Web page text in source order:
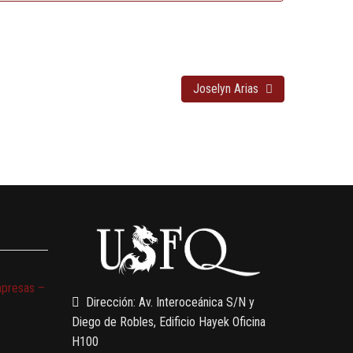
Joselyn Arias
–
Dirección: Av. Interoceánica S/N y
Diego de Robles, Edificio Hayek Oficina
H100